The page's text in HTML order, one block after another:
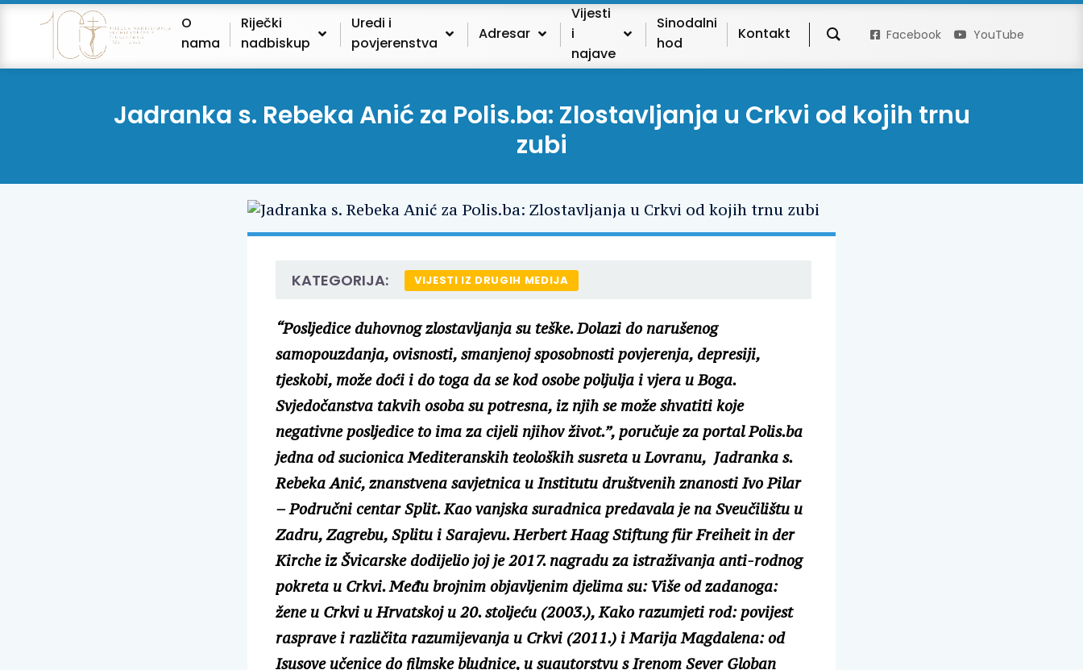
O
nama
Riječki
nadbiskup
Uredi i
povjerenstva
Adresar
Vijesti
i
najave
Sinodalni
hod
Kontakt Facebook YouTube
Jadranka s. Rebeka Anić za Polis.ba: Zlostavljanja u Crkvi od kojih trnu
zubi
KATEGORIJA: VIJESTI IZ DRUGIH MEDIJA
“Posljedice duhovnog zlostavljanja su teške. Dolazi do narušenog
samopouzdanja, ovisnosti, smanjenoj sposobnosti povjerenja, depresiji,
tjeskobi, može doći i do toga da se kod osobe poljulja i vjera u Boga.
Svjedočanstva takvih osoba su potresna, iz njih se može shvatiti koje
negativne posljedice to ima za cijeli njihov život.”, poručuje za portal Polis.ba
jedna od sucionica Mediteranskih teoloških susreta u Lovranu, Jadranka s.
Rebeka Anić, znanstvena savjetnica u Institutu društvenih znanosti Ivo Pilar
– Područni centar Split. Kao vanjska suradnica predavala je na Sveučilištu u
Zadru, Zagrebu, Splitu i Sarajevu. Herbert Haag Stiftung für Freiheit in der
Kirche iz Švicarske dodijelio joj je 2017. nagradu za istraživanja anti-rodnog
pokreta u Crkvi. Među brojnim objavljenim djelima su: Više od zadanoga:
žene u Crkvi u Hrvatskoj u 20. stoljeću (2003.), Kako razumjeti rod: povijest
rasprave i različita razumijevanja u Crkvi (2011.) i Marija Magdalena: od
Isusove učenice do filmske bludnice, u suautorstvu s Irenom Sever Globan